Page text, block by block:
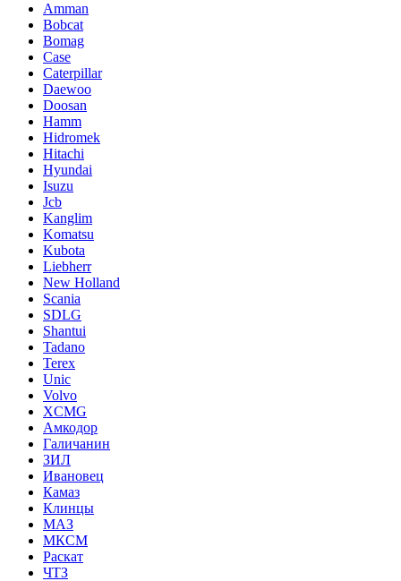
Amman
Bobcat
Bomag
Case
Caterpillar
Daewoo
Doosan
Hamm
Hidromek
Hitachi
Hyundai
Isuzu
Jcb
Kanglim
Komatsu
Kubota
Liebherr
New Holland
Scania
SDLG
Shantui
Tadano
Terex
Unic
Volvo
XCMG
Амкодор
Галичанин
ЗИЛ
Ивановец
Камаз
Клинцы
МАЗ
МКСМ
Раскат
ЧТЗ